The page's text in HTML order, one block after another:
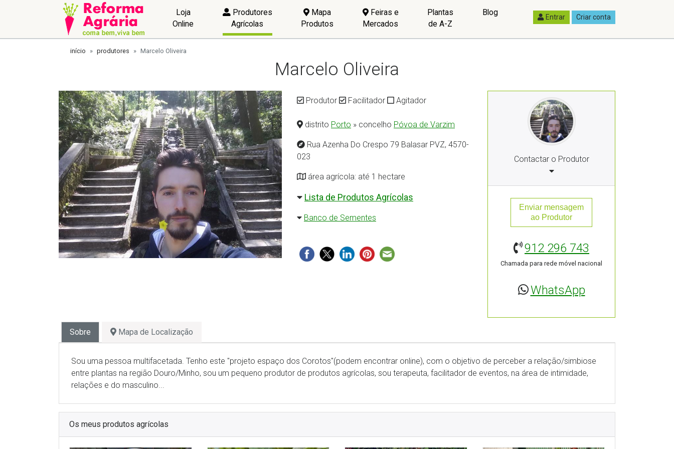
Loja
Online
Produtores
Agrícolas
Mapa
Produtos
Feiras e
Mercados
Plantas
de A-Z
Blog Entrar Criar conta
início produtores Marcelo Oliveira
Marcelo Oliveira
Produtor Facilitador Agitador
distrito Porto » concelho Póvoa de Varzim
Rua Azenha Do Crespo 79 Balasar PVZ, 4570-
023
área agrícola: até 1 hectare
Lista de Produtos Agrícolas
Banco de Sementes
Contactar o Produtor
Enviar mensagem
ao Produtor
912 296 743
Chamada para rede móvel nacional
WhatsApp
Sobre Mapa de Localização
Sou uma pessoa multifacetada. Tenho este "projeto espaço dos Corotos"(podem encontrar online), com o objetivo de perceber a relação/simbiose
entre plantas na região Douro/Minho, sou um pequeno produtor de produtos agrícolas, sou terapeuta, facilitador de eventos, na área de intimidade,
relações e do masculino...
Os meus produtos agrícolas